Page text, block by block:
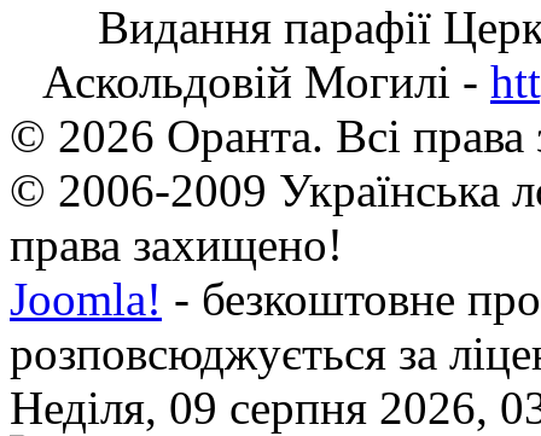
Видання парафії
Аскольдовій Могилі -
© 2026 Оранта. Всі
© 2006-2009 Українська
права захищено!
Joomla! - безкоштовне
розповсюджується за
Неділя, 09 серпня 2026,